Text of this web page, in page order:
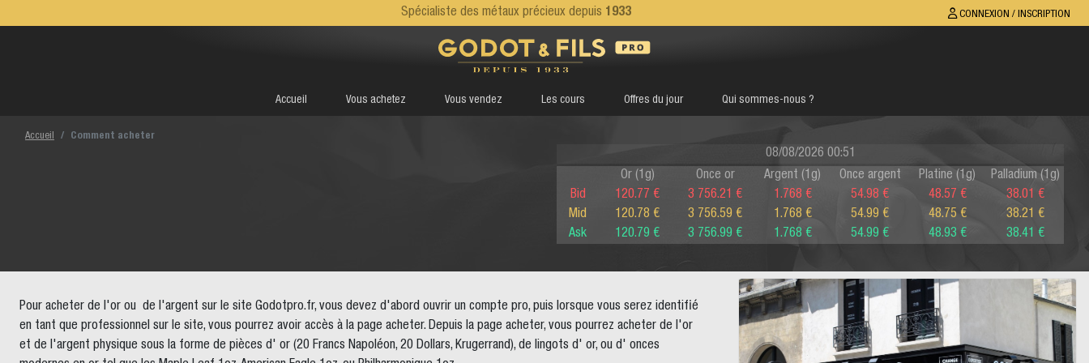
Spécialiste des métaux précieux depuis 1933 CONNEXION / INSCRIPTION
Accueil Vous achetez Vous vendez Les cours Offres du jour Qui sommes-nous ?
Accueil Comment acheter
08/08/2026 00:51
Bid
Mid
Ask
Or (1g)
120.77 €
120.78 €
120.79 €
Once or
3 756.21 €
3 756.59 €
3 756.99 €
Argent (1g)
1.768 €
1.768 €
1.768 €
Once argent
54.98 €
54.99 €
54.99 €
Platine (1g)
48.57 €
48.75 €
48.93 €
Palladium (1g)
38.01 €
38.21 €
38.41 €
Pour acheter de l'or ou de l'argent sur le site Godotpro.fr, vous devez d'abord ouvrir un compte pro, puis lorsque vous serez identifié
en tant que professionnel sur le site, vous pourrez avoir accès à la page acheter. Depuis la page acheter, vous pourrez acheter de l'or
et de l'argent physique sous la forme de pièces d' or (20 Francs Napoléon, 20 Dollars, Krugerrand), de lingots d' or, ou d' onces